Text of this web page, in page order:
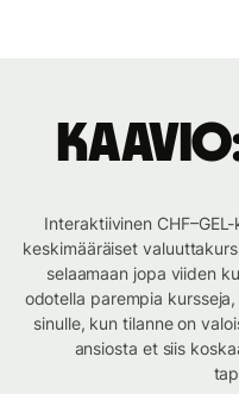
Kaavio:
Interaktiivinen
keskimääräiset
selaamaan jopa viiden
odotella parempia
sinulle, kun tilanne on
ansiosta et siis